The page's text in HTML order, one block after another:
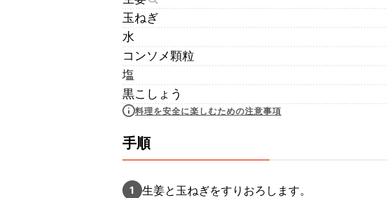
玉ねぎ
水
コンソメ顆粒
塩
黒こしょう
料理を安全に楽しむための注意事項
手順
1 生姜と玉ねぎをすりおろします。